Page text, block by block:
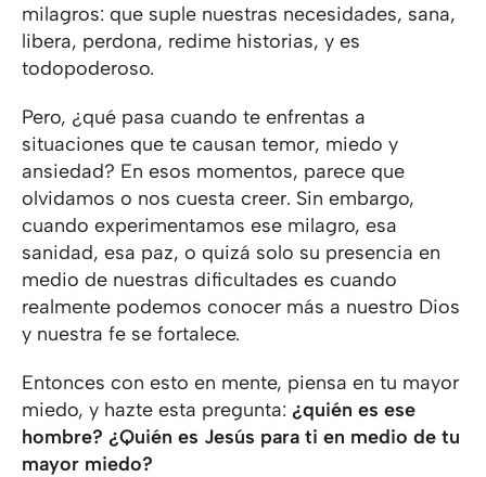
milagros: que suple nuestras necesidades, sana,
libera, perdona, redime historias, y es
todopoderoso.
Pero, ¿qué pasa cuando te enfrentas a
situaciones que te causan temor, miedo y
ansiedad? En esos momentos, parece que
olvidamos o nos cuesta creer. Sin embargo,
cuando experimentamos ese milagro, esa
sanidad, esa paz, o quizá solo su presencia en
medio de nuestras dificultades es cuando
realmente podemos conocer más a nuestro Dios
y nuestra fe se fortalece.
Entonces con esto en mente, piensa en tu mayor
miedo, y hazte esta pregunta: ¿quién es ese
hombre? ¿Quién es Jesús para ti en medio de tu
mayor miedo?